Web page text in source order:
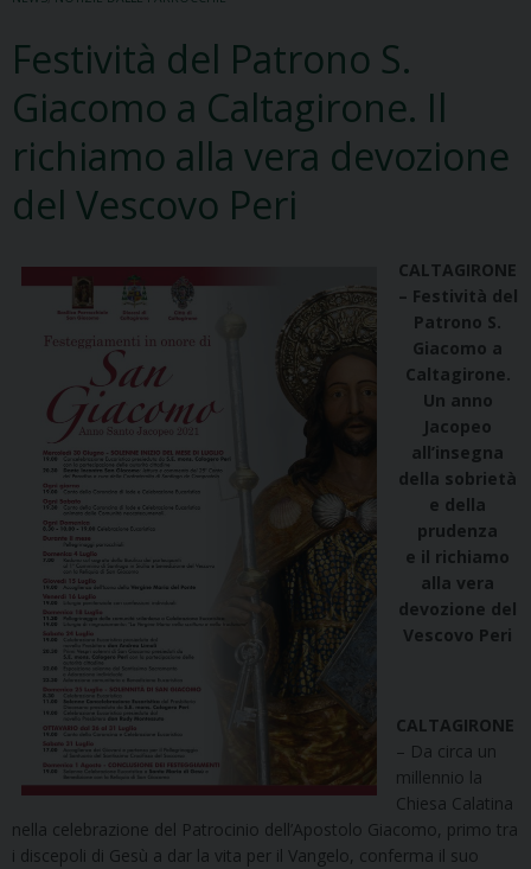
Festività del Patrono S.
Giacomo a Caltagirone. Il
richiamo alla vera devozione
del Vescovo Peri
CALTAGIRONE
– Festività del
Patrono S.
Giacomo a
Caltagirone.
Un anno
Jacopeo
all’insegna
della sobrietà
e della
prudenza
e il richiamo
alla vera
devozione del
Vescovo Peri
CALTAGIRONE
– Da circa un
millennio la
Chiesa Calatina
nella celebrazione del Patrocinio dell’Apostolo Giacomo, primo tra
i discepoli di Gesù a dar la vita per il Vangelo, conferma il suo